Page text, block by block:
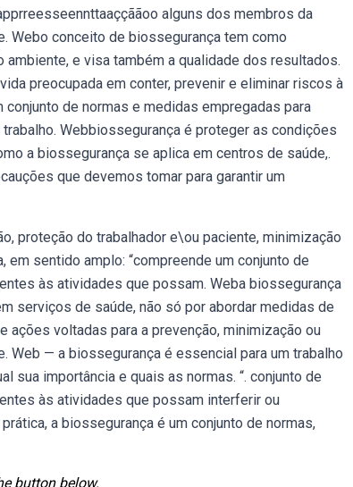
alguns dos membros da
Webo conceito de biossegurança tem como
e visa também a qualidade dos resultados.
preocupada em conter, prevenir e eliminar riscos à
de normas e medidas empregadas para
Webbiossegurança é proteger as condições
a biossegurança se aplica em centros de saúde,.
que devemos tomar para garantir um
proteção do trabalhador e\ou paciente, minimização
sentido amplo: “compreende um conjunto de
às atividades que possam. Weba biossegurança
serviços de saúde, não só por abordar medidas de
voltadas para a prevenção, minimização ou
— a biossegurança é essencial para um trabalho
sua importância e quais as normas. “. conjunto de
às atividades que possam interferir ou
a biossegurança é um conjunto de normas,
button below.